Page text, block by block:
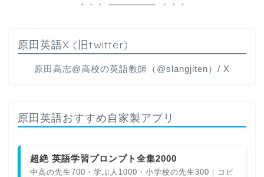
原田英語X (旧twitter)
原田高志@高校の英語教師（@slangjiten）/ X
原田英語おすすめ自家製アプリ
超絶 英語学習プロンプト全集2000
中高の先生700・学ぶ人1000・小学校の先生300｜コピ